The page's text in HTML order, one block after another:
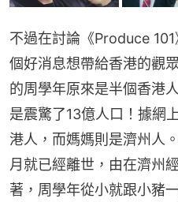
不過在討論《Produce
個好消息想帶給香港的觀
的周學年原來是半個香港
是震驚了13億人口！據網
港人，而媽媽則是濟州人
月就已經離世，由在濟州
著，周學年從小就跟小豬